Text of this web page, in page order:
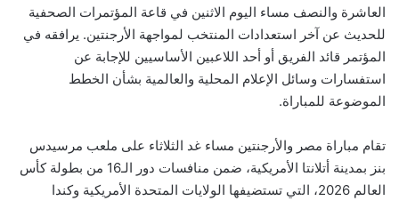
العاشرة والنصف مساء اليوم الاثنين في قاعة المؤتمرات الصحفية
للحديث عن آخر استعدادات المنتخب لمواجهة الأرجنتين. يرافقه في
المؤتمر قائد الفريق أو أحد اللاعبين الأساسيين للإجابة عن
استفسارات وسائل الإعلام المحلية والعالمية بشأن الخطط
الموضوعة للمباراة.
تقام مباراة مصر والأرجنتين مساء غد الثلاثاء على ملعب مرسيدس
بنز بمدينة أتلانتا الأمريكية، ضمن منافسات دور الـ16 من بطولة كأس
العالم 2026، التي تستضيفها الولايات المتحدة الأمريكية وكندا